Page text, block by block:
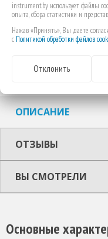
ОПИСАНИЕ
ОТЗЫВЫ
ВЫ СМОТРЕЛИ
Основные
instrument.by использует файлы
опыта, сбора статистики и
Нажав «Принять», Вы даете
с Политикой обработки файлов
Отклонить